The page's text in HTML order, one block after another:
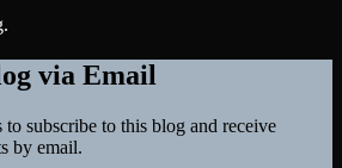
via Email
subscribe to this blog and receive
by email.